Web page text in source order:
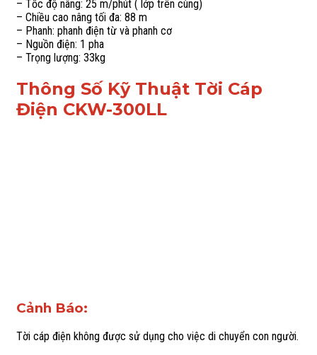
– Tốc độ nâng: 25 m/phút ( lớp trên cùng)
– Chiều cao nâng tối đa: 88 m
– Phanh: phanh điện từ và phanh cơ
– Nguồn điện: 1 pha
– Trọng lượng: 33kg
Thông Số Kỹ Thuật Tời Cáp
Điện CKW-300LL
Cảnh Báo:
Tời cáp điện không được sử dụng cho việc di chuyển con người.